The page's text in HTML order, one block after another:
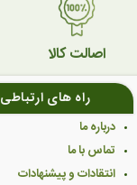
اصالت کالا
راه های ارتباطی
درباره ما
تماس با ما
انتقادات و پیشنهادات